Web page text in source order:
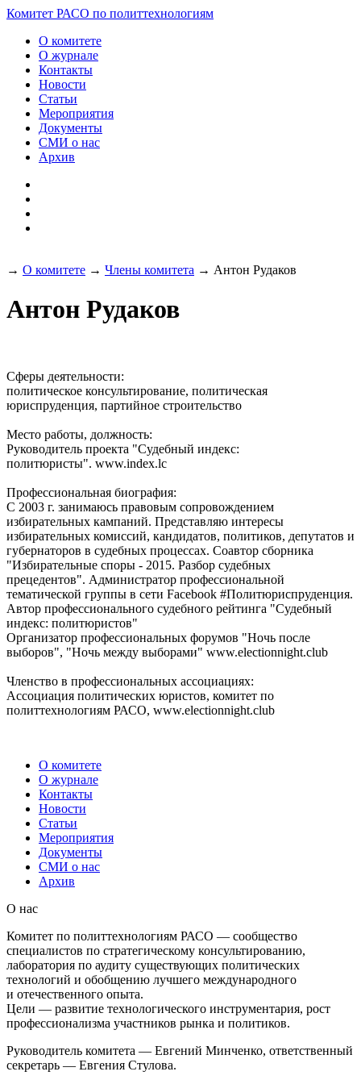
Комитет РАСО по политтехнологиям
О комитете
О журнале
Контакты
Новости
Статьи
Мероприятия
Документы
СМИ о нас
Архив
→ О комитете → Члены комитета → Антон Рудаков
Антон Рудаков
Сферы деятельности:
политическое консультирование, политическая
юриспруденция, партийное строительство
Место работы, должность:
Руководитель проекта "Судебный индекс:
политюристы". www.index.lс
Профессиональная биография:
С 2003 г. занимаюсь правовым сопровождением
избирательных кампаний. Представляю интересы
избирательных комиссий, кандидатов, политиков, депутатов и
губернаторов в судебных процессах. Соавтор сборника
"Избирательные споры - 2015. Разбор судебных
прецедентов". Администратор профессиональной
тематической группы в сети Facebook #Политюриспруденция.
Автор профессионального судебного рейтинга "Судебный
индекс: политюристов"
Организатор профессиональных форумов "Ночь после
выборов", "Ночь между выборами" www.electionnight.club
Членство в профессиональных ассоциациях:
Ассоциация политических юристов, комитет по
политтехнологиям РАСО, www.electionnight.club
О комитете
О журнале
Контакты
Новости
Статьи
Мероприятия
Документы
СМИ о нас
Архив
О нас
Комитет по политтехнологиям РАСО — сообщество
специалистов по стратегическому консультированию,
лаборатория по аудиту существующих политических
технологий и обобщению лучшего международного
и отечественного опыта.
Цели — развитие технологического инструментария, рост
профессионализма участников рынка и политиков.
Руководитель комитета — Евгений Минченко, ответственный
секретарь — Евгения Стулова.